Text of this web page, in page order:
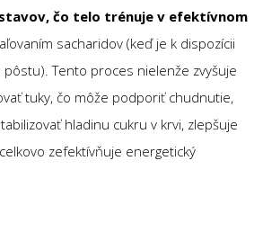
čo telo trénuje v efektívnom
sacharidov (keď je k dispozícii
pôstu). Tento proces nielenže zvyšuje
tuky, čo môže podporiť chudnutie,
hladinu cukru v krvi, zlepšuje
zefektívňuje energetický